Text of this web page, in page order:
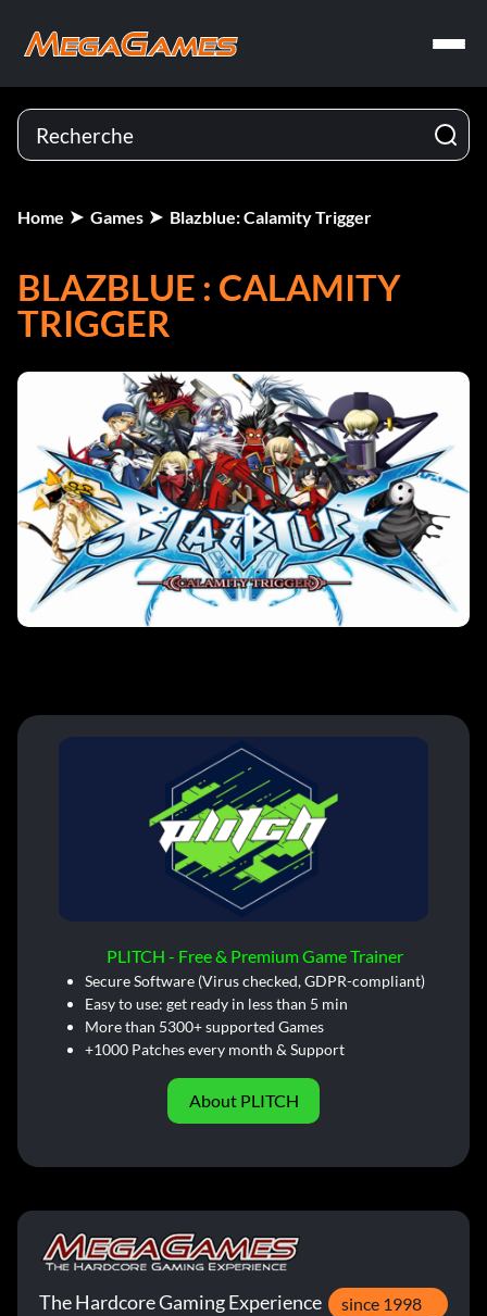
Home Games Blazblue: Calamity Trigger
BLAZBLUE : CALAMITY
TRIGGER
PLITCH - Free & Premium Game Trainer
Secure Software (Virus checked, GDPR-compliant)
Easy to use: get ready in less than 5 min
More than 5300+ supported Games
+1000 Patches every month & Support
About PLITCH
The Hardcore Gaming Experience since 1998